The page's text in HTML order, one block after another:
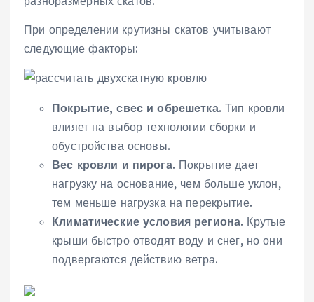
При определении крутизны скатов учитывают
следующие факторы:
Покрытие, свес и обрешетка. Тип кровли
влияет на выбор технологии сборки и
обустройства основы.
Вес кровли и пирога. Покрытие дает
нагрузку на основание, чем больше уклон,
тем меньше нагрузка на перекрытие.
Климатические условия региона. Крутые
крыши быстро отводят воду и снег, но они
подвергаются действию ветра.